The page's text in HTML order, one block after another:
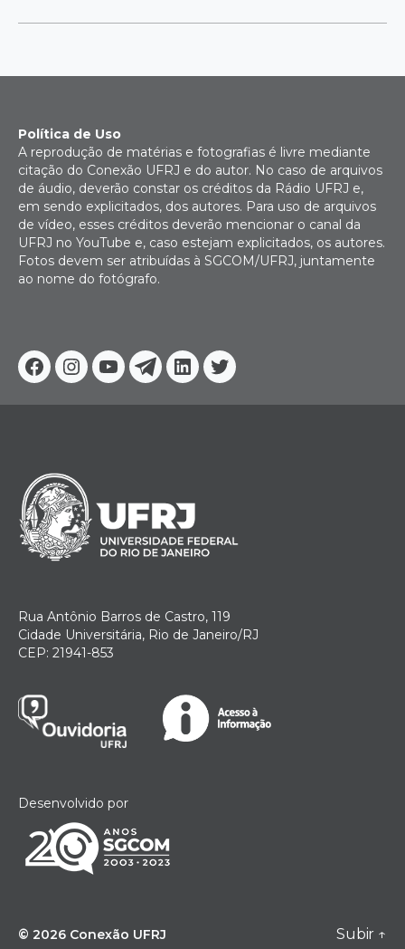
Facebook
Instagram
YoutubeTelegram
Linkedin
Twitter
Política de Uso
A reprodução de matérias e fotografias é livre mediante
citação do Conexão UFRJ e do autor. No caso de arquivos
de áudio, deverão constar os créditos da Rádio UFRJ e,
em sendo explicitados, dos autores. Para uso de arquivos
de vídeo, esses créditos deverão mencionar o canal da
UFRJ no YouTube e, caso estejam explicitados, os autores.
Fotos devem ser atribuídas à SGCOM/UFRJ, juntamente
ao nome do fotógrafo.
Rua Antônio Barros de Castro, 119
Cidade Universitária, Rio de Janeiro/RJ
CEP: 21941-853
Desenvolvido por
© 2026 Conexão UFRJ Subir ↑